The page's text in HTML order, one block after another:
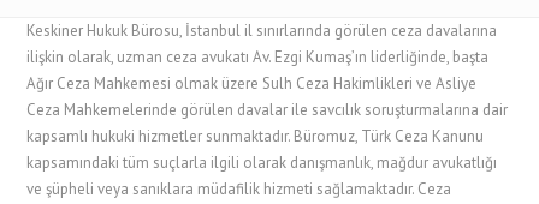
Keskiner Hukuk Bürosu, İstanbul il sınırlarında görülen ceza davalarına
ilişkin olarak, uzman ceza avukatı Av. Ezgi Kumaş’ın liderliğinde, başta
Ağır Ceza Mahkemesi olmak üzere Sulh Ceza Hakimlikleri ve Asliye
Ceza Mahkemelerinde görülen davalar ile savcılık soruşturmalarına dair
kapsamlı hukuki hizmetler sunmaktadır. Büromuz, Türk Ceza Kanunu
kapsamındaki tüm suçlarla ilgili olarak danışmanlık, mağdur avukatlığı
ve şüpheli veya sanıklara müdafilik hizmeti sağlamaktadır. Ceza